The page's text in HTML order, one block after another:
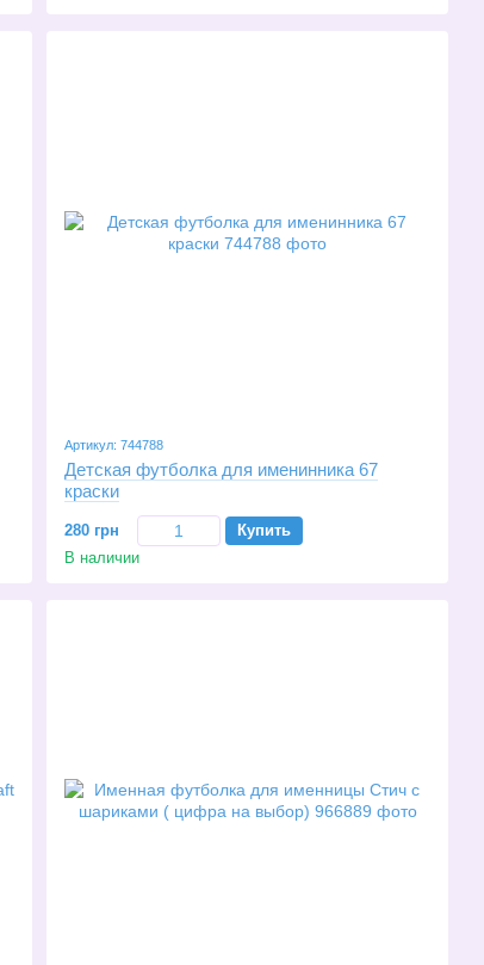
Артикул: 744788
Детская футболка для именинника 67
краски
280 грн
Купить
В наличии